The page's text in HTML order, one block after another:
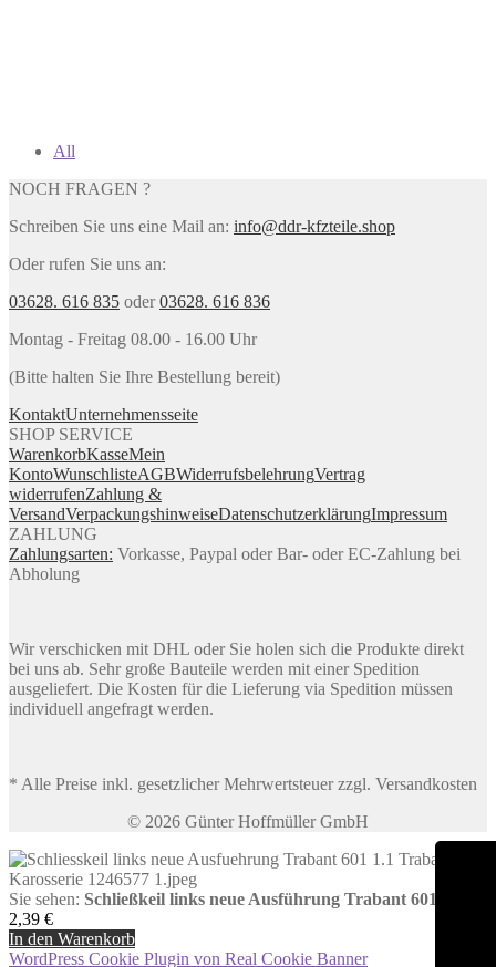
All
NOCH FRAGEN ?
Schreiben Sie uns eine Mail an: info@ddr-kfzteile.shop
Oder rufen Sie uns an:
03628. 616 835 oder03628. 616 836
Montag - Freitag 08.00 - 16.00 Uhr
(Bitte halten Sie Ihre Bestellung bereit)
KontaktUnternehmensseite
SHOP SERVICE
WarenkorbKasseMein
KontoWunschlisteAGBWiderrufsbelehrungVertrag
widerrufenZahlung &
VersandVerpackungshinweiseDatenschutzerklärungImpressum
ZAHLUNG
Zahlungsarten: Vorkasse, Paypal oder Bar- oder EC-Zahlung bei
Abholung
Wir verschicken mit DHL oder Sie holen sich die Produkte direkt
bei uns ab. Sehr große Bauteile werden mit einer Spedition
ausgeliefert. Die Kosten für die Lieferung via Spedition müssen
individuell angefragt werden.
* Alle Preise inkl. gesetzlicher Mehrwertsteuer zzgl. Versandkosten
© 2026 Günter Hoffmüller GmbH
Sie sehen: Schließkeil links neue Ausführung Trabant 601, 1.1
2,39 €
In den Warenkorb
WordPress Cookie Plugin von Real Cookie Banner